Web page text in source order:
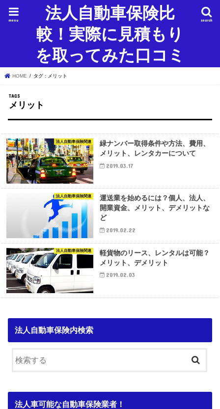
法人自動車保険比
較！実際に見積もり
を取ってみた口コミ
search
menu
HOME タグ : メリット
メリット
法人自動車保険関連
緑ナンバー取得条件や方法、費用、
メリット、レンタカーについて
2019.03.17
法人自動車保険関連
運送業を始めるには？個人、法人、
開業資金、メリット、デメリットな
ど
2019.02.22
法人自動車保険関連
軽貨物のリース、レンタルは可能？
メリット、デメリット
2019.02.03
法人自動車保険内検索
法人車可能な自動車保険業者！